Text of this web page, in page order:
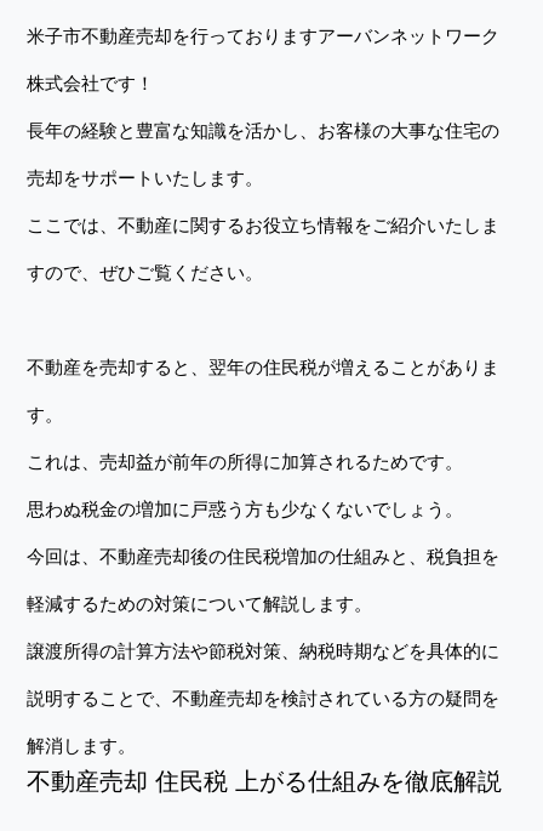
米子市不動産売却を行っておりますアーバンネットワーク
株式会社です！
長年の経験と豊富な知識を活かし、お客様の大事な住宅の
売却をサポートいたします。
ここでは、不動産に関するお役立ち情報をご紹介いたしま
すので、ぜひご覧ください。
不動産を売却すると、翌年の住民税が増えることがありま
す。
これは、売却益が前年の所得に加算されるためです。
思わぬ税金の増加に戸惑う方も少なくないでしょう。
今回は、不動産売却後の住民税増加の仕組みと、税負担を
軽減するための対策について解説します。
譲渡所得の計算方法や節税対策、納税時期などを具体的に
説明することで、不動産売却を検討されている方の疑問を
解消します。
不動産売却 住民税 上がる仕組みを徹底解説